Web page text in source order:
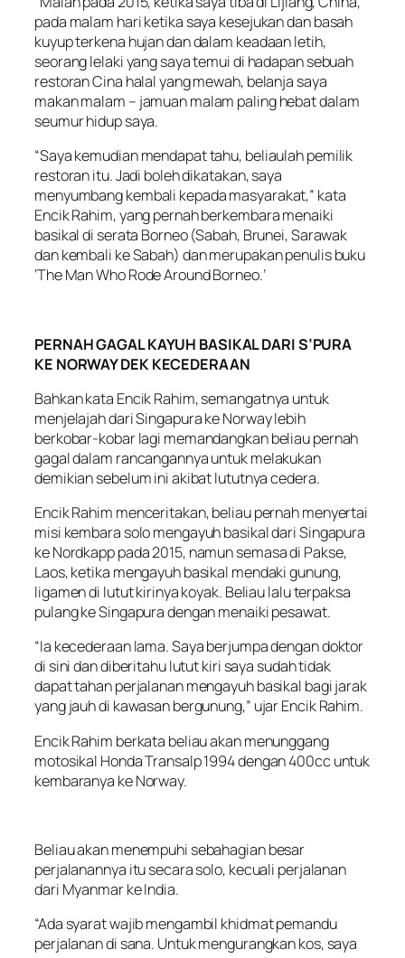
pada malam hari ketika saya kesejukan dan basah
kuyup terkena hujan dan dalam keadaan letih,
seorang lelaki yang saya temui di hadapan sebuah
restoran Cina halal yang mewah, belanja saya
makan malam – jamuan malam paling hebat dalam
seumur hidup saya.
“Saya kemudian mendapat tahu, beliaulah pemilik
restoran itu. Jadi boleh dikatakan, saya
menyumbang kembali kepada masyarakat,” kata
Encik Rahim, yang pernah berkembara menaiki
basikal di serata Borneo (Sabah, Brunei, Sarawak
dan kembali ke Sabah) dan merupakan penulis buku
‘The Man Who Rode Around Borneo.’
PERNAH GAGAL KAYUH BASIKAL DARI S’PURA
KE NORWAY DEK KECEDERAAN
Bahkan kata Encik Rahim, semangatnya untuk
menjelajah dari Singapura ke Norway lebih
berkobar-kobar lagi memandangkan beliau pernah
gagal dalam rancangannya untuk melakukan
demikian sebelum ini akibat lututnya cedera.
Encik Rahim menceritakan, beliau pernah menyertai
misi kembara solo mengayuh basikal dari Singapura
ke Nordkapp pada 2015, namun semasa di Pakse,
Laos, ketika mengayuh basikal mendaki gunung,
ligamen di lutut kirinya koyak. Beliau lalu terpaksa
pulang ke Singapura dengan menaiki pesawat.
“Ia kecederaan lama. Saya berjumpa dengan doktor
di sini dan diberitahu lutut kiri saya sudah tidak
dapat tahan perjalanan mengayuh basikal bagi jarak
yang jauh di kawasan bergunung,” ujar Encik Rahim.
Encik Rahim berkata beliau akan menunggang
motosikal Honda Transalp 1994 dengan 400cc untuk
kembaranya ke Norway.
Beliau akan menempuhi sebahagian besar
perjalanannya itu secara solo, kecuali perjalanan
dari Myanmar ke India.
“Ada syarat wajib mengambil khidmat pemandu
perjalanan di sana. Untuk mengurangkan kos, saya